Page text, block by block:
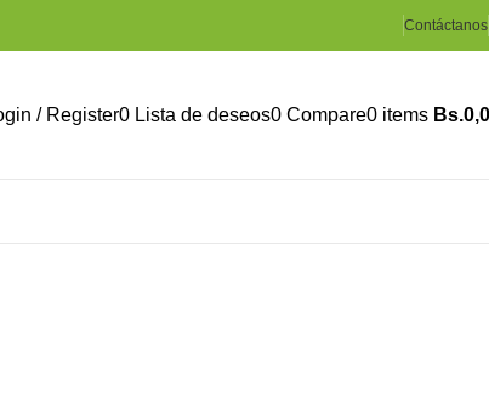
Contáctanos
/ Register0 Lista de deseos0 Compare0 items Bs.